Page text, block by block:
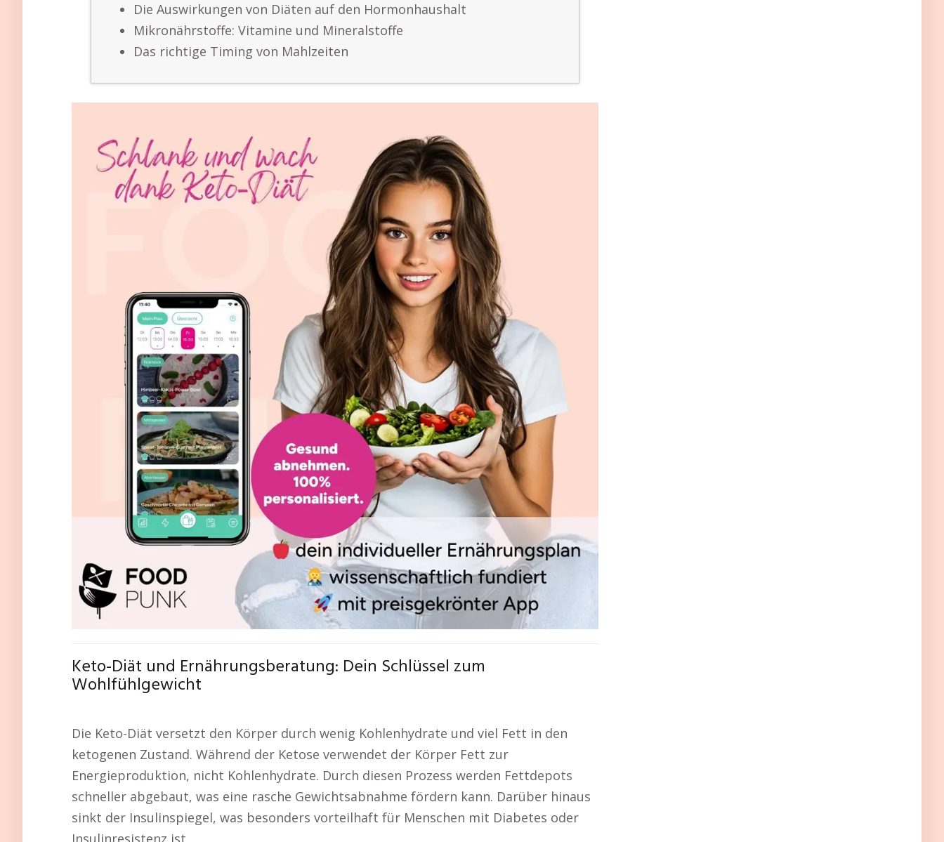
Die Auswirkungen von Diäten auf den Hormonhaushalt
Mikronährstoffe: Vitamine und Mineralstoffe
Das richtige Timing von Mahlzeiten
Keto-Diät und Ernährungsberatung: Dein Schlüssel zum
Wohlfühlgewicht
Die Keto-Diät versetzt den Körper durch wenig Kohlenhydrate und viel Fett in den
ketogenen Zustand. Während der Ketose verwendet der Körper Fett zur
Energieproduktion, nicht Kohlenhydrate. Durch diesen Prozess werden Fettdepots
schneller abgebaut, was eine rasche Gewichtsabnahme fördern kann. Darüber hinaus
sinkt der Insulinspiegel, was besonders vorteilhaft für Menschen mit Diabetes oder
Insulinresistenz ist.